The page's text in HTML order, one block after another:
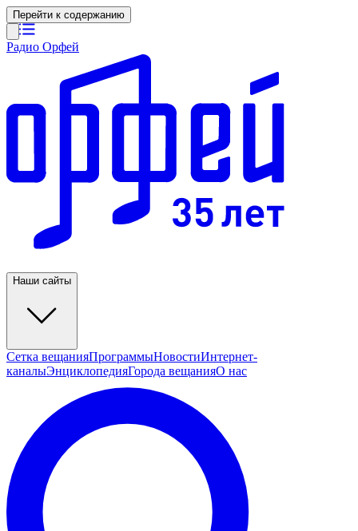
Перейти к содержанию
Радио Орфей
Наши сайты
Сетка вещанияПрограммыНовостиИнтернет-
каналыЭнциклопедияГорода вещанияО нас